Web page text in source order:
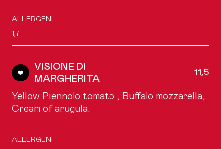
ALLERGENI
1,7
VISIONE DI
MARGHERITA
11,5
Yellow Piennolo tomato , Buffalo mozzarella,
Cream of arugula.
ALLERGENI